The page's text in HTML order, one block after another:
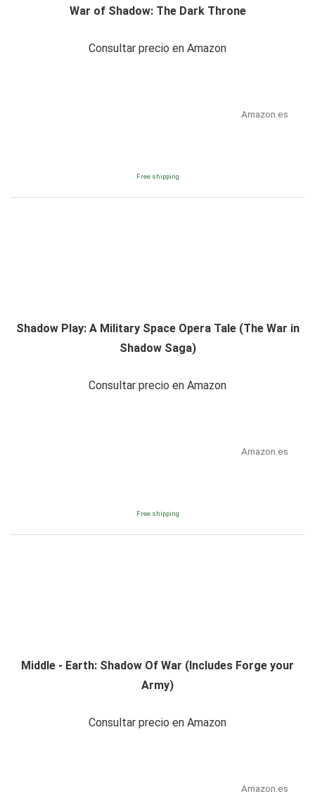
War of Shadow: The Dark Throne
Consultar precio en Amazon
Amazon.es
Free shipping
Shadow Play: A Military Space Opera Tale (The War in
Shadow Saga)
Consultar precio en Amazon
Amazon.es
Free shipping
Middle - Earth: Shadow Of War (Includes Forge your
Army)
Consultar precio en Amazon
Amazon.es